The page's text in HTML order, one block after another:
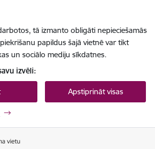
tā izmanto obligāti nepieciešamās
papildus šajā vietnē var tikt
un sociālo mediju sīkdatnes.
izvēli:
Apstiprināt visas